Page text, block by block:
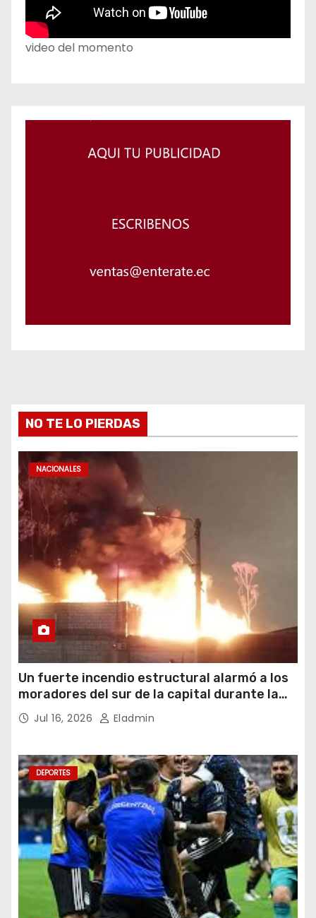
video del momento
NO TE LO PIERDAS
NACIONALES
Un fuerte incendio estructural alarmó a los
moradores del sur de la capital durante la
noche del miércoles 15 de julio de 2026
Jul 16, 2026 Eladmin
DEPORTES